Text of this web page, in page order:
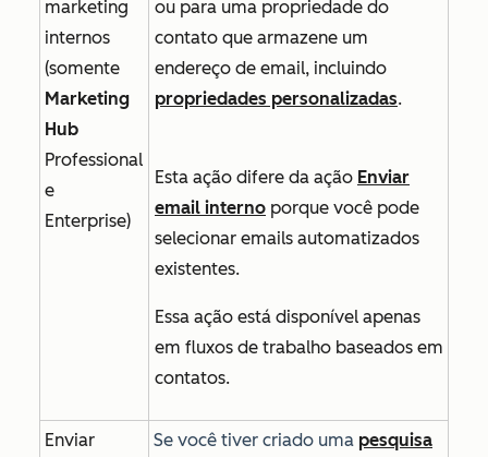
marketing
internos
(somente
Marketing
Hub
Professional
e
Enterprise)
ou para uma propriedade do
contato que armazene um
endereço de email, incluindo
propriedades personalizadas.
Esta ação difere da ação Enviar
email interno porque você pode
selecionar emails automatizados
existentes.
Essa ação está disponível apenas
em fluxos de trabalho baseados em
contatos.
Enviar
Se você tiver criado uma pesquisa